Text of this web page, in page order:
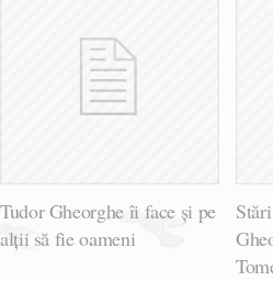
Tudor Gheorghe îi face şi pe
alţii să fie oameni